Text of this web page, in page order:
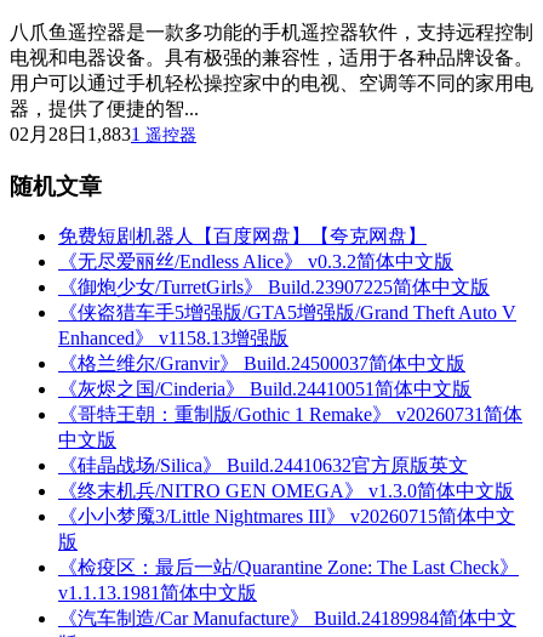
八爪鱼遥控器是一款多功能的手机遥控器软件，支持远程控制
电视和电器设备。具有极强的兼容性，适用于各种品牌设备。
用户可以通过手机轻松操控家中的电视、空调等不同的家用电
器，提供了便捷的智...
02月28日 1,8831 遥控器
随机文章
免费短剧机器人【百度网盘】【夸克网盘】
《无尽爱丽丝/Endless Alice》 v0.3.2简体中文版
《御炮少女/TurretGirls》 Build.23907225简体中文版
《侠盗猎车手5增强版/GTA5增强版/Grand Theft Auto V
Enhanced》 v1158.13增强版
《格兰维尔/Granvir》 Build.24500037简体中文版
《灰烬之国/Cinderia》 Build.24410051简体中文版
《哥特王朝：重制版/Gothic 1 Remake》 v20260731简体
中文版
《硅晶战场/Silica》 Build.24410632官方原版英文
《终末机兵/NITRO GEN OMEGA》 v1.3.0简体中文版
《小小梦魇3/Little Nightmares III》 v20260715简体中文
版
《检疫区：最后一站/Quarantine Zone: The Last Check》
v1.1.13.1981简体中文版
《汽车制造/Car Manufacture》 Build.24189984简体中文